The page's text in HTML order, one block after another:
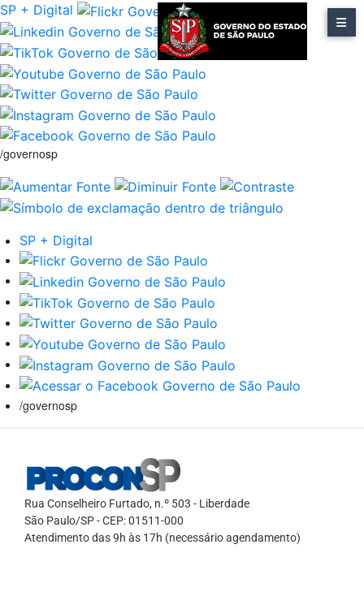
SP + Digital
/governosp
SP + Digital
/governosp
Rua Conselheiro Furtado, n.º 503 - Liberdade
São Paulo/SP - CEP: 01511-000
Atendimento das 9h às 17h (necessário agendamento)